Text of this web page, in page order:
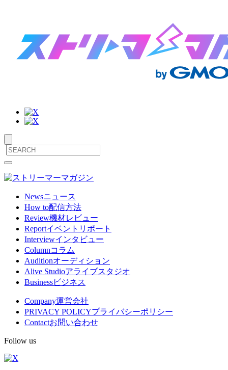
サ
イ
メ
ニ
Newsニュース
How to配信方法
Review機材レビュー
Reportイベントリポート
Interviewインタビュー
Columnコラム
Auditionオーディション
Alive Studioアライブスタジオ
Businessビジネス
Company運営会社
PRIVACY POLICYプライバシーポリシー
Contactお問い合わせ
Follow us